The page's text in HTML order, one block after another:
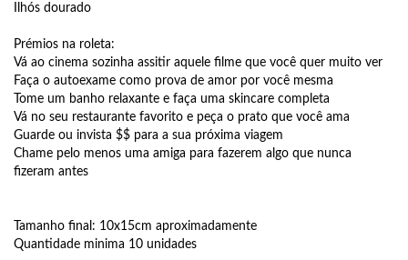
Ilhós dourado
Prémios na roleta:
Vá ao cinema sozinha assitir aquele filme que você quer muito ver
Faça o autoexame como prova de amor por você mesma
Tome um banho relaxante e faça uma skincare completa
Vá no seu restaurante favorito e peça o prato que você ama
Guarde ou invista $$ para a sua próxima viagem
Chame pelo menos uma amiga para fazerem algo que nunca
fizeram antes
Tamanho final: 10x15cm aproximadamente
Quantidade minima 10 unidades